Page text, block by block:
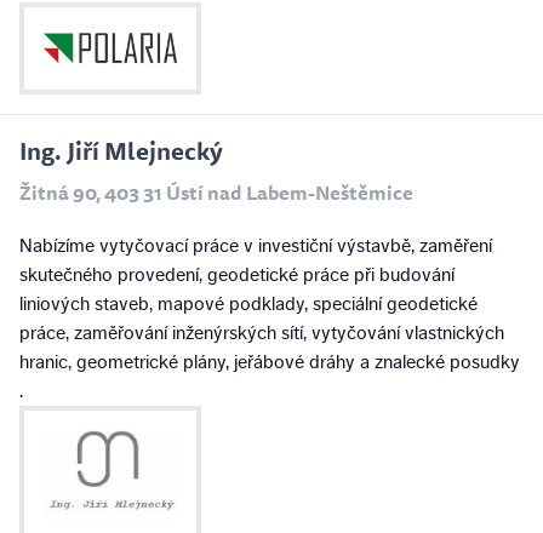
Ing. Jiří Mlejnecký
Žitná 90, 403 31 Ústí nad Labem-Neštěmice
Nabízíme vytyčovací práce v investiční výstavbě, zaměření
skutečného provedení, geodetické práce při budování
liniových staveb, mapové podklady, speciální geodetické
práce, zaměřování inženýrských sítí, vytyčování vlastnických
hranic, geometrické plány, jeřábové dráhy a znalecké posudky
.